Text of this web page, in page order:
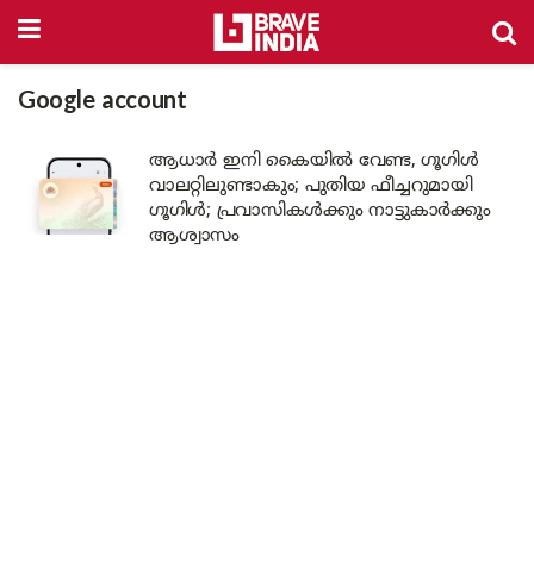
Google account
ആധാർ ഇനി കൈയിൽ വേണ്ട, ഗൂഗിൾ
വാലറ്റിലുണ്ടാകും; പുതിയ ഫീച്ചറുമായി
ഗൂഗിൾ; പ്രവാസികൾക്കും നാട്ടുകാർക്കും
ആശ്വാസം